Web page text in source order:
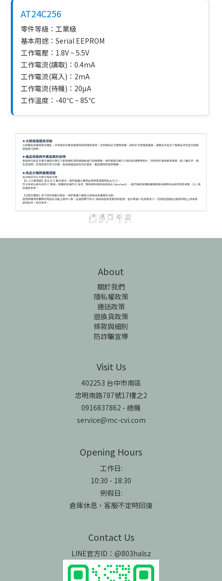
AT24C256
零件等級：工業級
基本用途：Serial EEPROM
工作電壓：1.8V ~ 5.5V
工作電流(讀取)：0.4mA
工作電流(寫入)：2mA
工作電流(待機)：20μA
工作溫度：-40℃ ~ 85℃
About
關於我們
隱私權政策
運送政策
退換貨政策
條款與細則
防詐騙宣導
Visit Us
402253 台中市南區
忠明南路787號17樓之2
0916837862 - 總機
service@mc-cvi.com
Opening Hours
工作日:
10:30 - 18:30
例假日:
倉庫休息，客服不定時回復
Contact Us
LINE官方ID：@803halsz